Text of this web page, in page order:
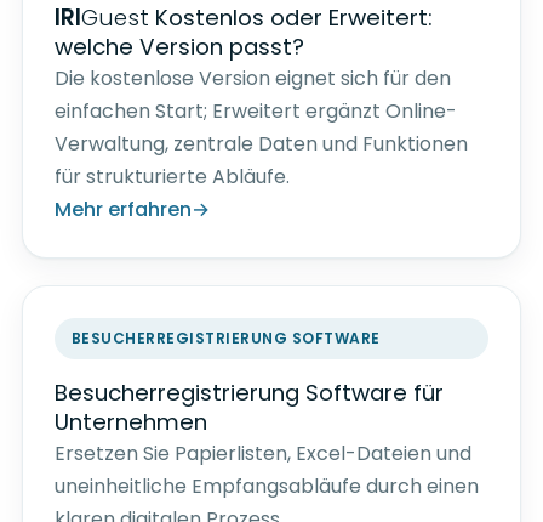
IRIGuest Kostenlos oder Erweitert:
welche Version passt?
Die kostenlose Version eignet sich für den
einfachen Start; Erweitert ergänzt Online-
Verwaltung, zentrale Daten und Funktionen
für strukturierte Abläufe.
Mehr erfahren
BESUCHERREGISTRIERUNG SOFTWARE
Besucherregistrierung Software für
Unternehmen
Ersetzen Sie Papierlisten, Excel-Dateien und
uneinheitliche Empfangsabläufe durch einen